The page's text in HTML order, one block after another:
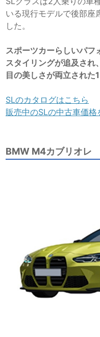
いる現行モデルで後部座
した。
スポーツカーらしいパフ
スタイリングが追及され
目の美しさが両立された
SLのカタログはこちら
販売中のSLの中古車価格
BMW M4カブリオレ